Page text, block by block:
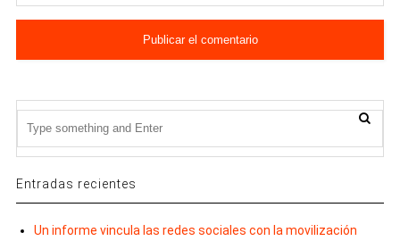
Entradas recientes
Un informe vincula las redes sociales con la movilización